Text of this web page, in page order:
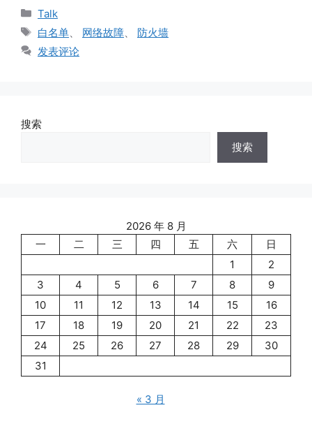
分
类
Talk
标
签
白名单 网络故障
防火墙
发表评论
搜索
搜索
2026 年 8 月
一
二 三 四 五 六
日
1
2
3
4 5 6 7 8
9
10
11 12 13 14 15
16
17
18 19 20 21 22
23
24
25 26 27 28 29
30
31
« 3 月